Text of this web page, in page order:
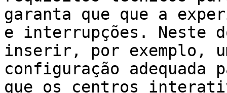
garanta que que a
e interrupções. Neste
inserir, por exemplo,
configuração adequada
que os centros